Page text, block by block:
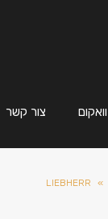
צור קשר
»
LIEBHERR